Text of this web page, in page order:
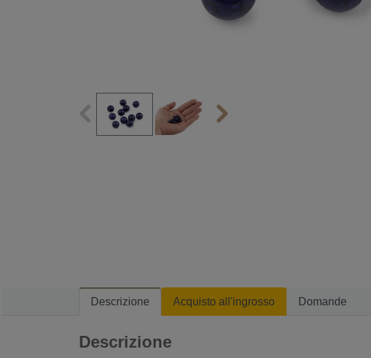
Descrizione Acquisto all'ingrosso Domande
Descrizione